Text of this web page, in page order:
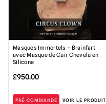
Masques Immortels – Brainfart
avec Masque de Cuir Chevelu en
Silicone
£950.00
PRÉ-COMMANDE VOIR LE PRODUIT